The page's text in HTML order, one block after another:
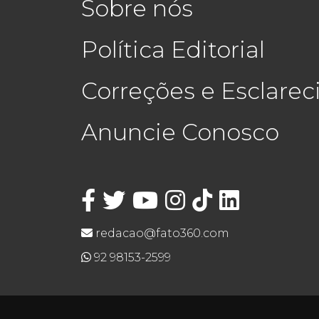
Sobre nós
Política Editorial
Correções e
Anuncie Conosco
redacao@fato360.com
92 98153-2599